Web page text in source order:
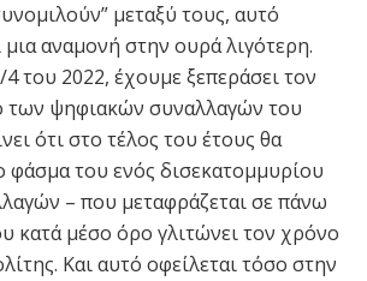
μεταξύ τους, αυτό
μια αναμονή στην ουρά λιγότερη.
του 2022, έχουμε ξεπεράσει τον
των ψηφιακών συναλλαγών του
ότι στο τέλος του έτους θα
φάσμα του ενός δισεκατομμυρίου
– που μεταφράζεται σε πάνω
κατά μέσο όρο γλιτώνει τον χρόνο
Και αυτό οφείλεται τόσο στην